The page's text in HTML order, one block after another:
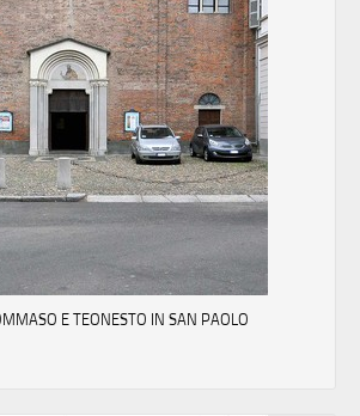
E TEONESTO IN SAN PAOLO